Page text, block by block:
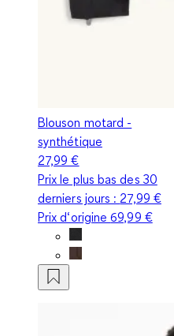
Blouson motard -
synthétique
27,99 €
Prix le plus bas des 30
derniers jours : 27,99 €
Prix d‘origine69,99 €